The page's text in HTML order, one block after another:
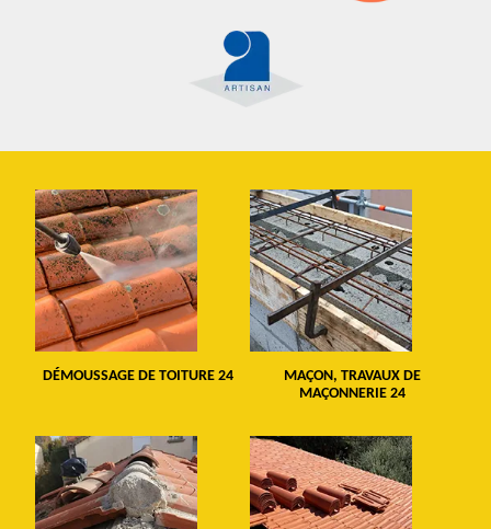
DÉMOUSSAGE DE TOITURE 24
MAÇON, TRAVAUX DE
MAÇONNERIE 24